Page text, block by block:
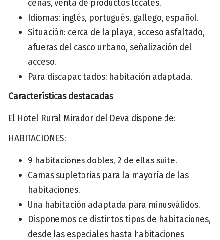
cenas, venta de productos locales.
Idiomas: inglés, portugués, gallego, español.
Situación: cerca de la playa, acceso asfaltado,
afueras del casco urbano, señalización del
acceso.
Para discapacitados: habitación adaptada.
Características destacadas
El Hotel Rural Mirador del Deva dispone de:
HABITACIONES:
9 habitaciones dobles, 2 de ellas suite.
Camas supletorias para la mayoría de las
habitaciones.
Una habitación adaptada para minusválidos.
Disponemos de distintos tipos de habitaciones,
desde las especiales hasta habitaciones